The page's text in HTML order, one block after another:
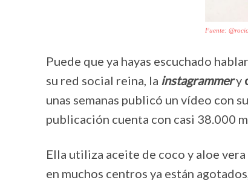
Fuente:
Puede que ya hayas escuchado
su red social reina, la instagrammery
unas semanas publicó un vídeo con su
publicación cuenta con casi 38.000
Ella utiliza aceite de coco y aloe
en muchos centros ya están